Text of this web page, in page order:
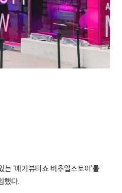
‘메가뷰티쇼 버추얼스토어’를
했다.